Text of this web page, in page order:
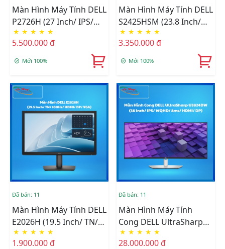
Màn Hình Máy Tính DELL
P2726H (27 Inch/ IPS/
FullHD/ 120Hz/ HDMI/
DP)
★ ★ ★ ★ ★
5.500.000 đ
Mới 100%
Màn Hình Máy Tính DELL
S2425HSM (23.8 Inch/
IPS/ FULLHD/ 144Hz/
HDMI)
★ ★ ★ ★ ★
3.350.000 đ
Mới 100%
Đã bán: 11
Màn Hình Máy Tính DELL
E2026H (19.5 Inch/ TN/
100Hz/ HDMI/ DP/ VGA)
★ ★ ★ ★ ★
1.900.000 đ
Đã bán: 11
Màn Hình Máy Tính
Cong DELL UltraSharp
U3824DW (38 Inch/ IPS/
WQHD/ 8ms/ HDMI/ DP)
★ ★ ★ ★ ★
28.000.000 đ